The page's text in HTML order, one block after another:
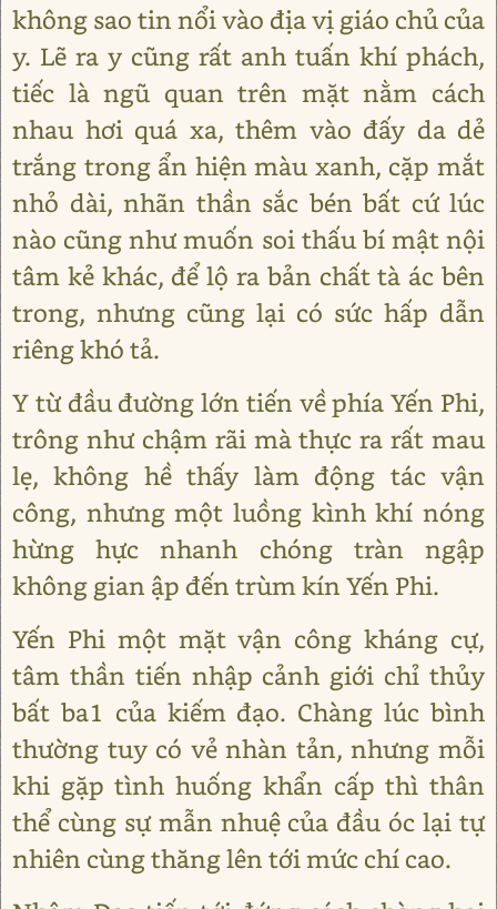
không sao tin nổi vào địa vị giáo chủ của
y. Lẽ ra y cũng rất anh tuấn khí phách,
tiếc là ngũ quan trên mặt nằm cách
nhau hơi quá xa, thêm vào đấy da dẻ
trắng trong ẩn hiện màu xanh, cặp mắt
nhỏ dài, nhãn thần sắc bén bất cứ lúc
nào cũng như muốn soi thấu bí mật nội
tâm kẻ khác, để lộ ra bản chất tà ác bên
trong, nhưng cũng lại có sức hấp dẫn
riêng khó tả.
Y từ đầu đường lớn tiến về phía Yến Phi,
trông như chậm rãi mà thực ra rất mau
lẹ, không hề thấy làm động tác vận
công, nhưng một luồng kình khí nóng
hừng hực nhanh chóng tràn ngập
không gian ập đến trùm kín Yến Phi.
Yến Phi một mặt vận công kháng cự,
tâm thần tiến nhập cảnh giới chỉ thủy
bất ba1 của kiếm đạo. Chàng lúc bình
thường tuy có vẻ nhàn tản, nhưng mỗi
khi gặp tình huống khẩn cấp thì thân
thể cùng sự mẫn nhuệ của đầu óc lại tự
nhiên cùng thăng lên tới mức chí cao.